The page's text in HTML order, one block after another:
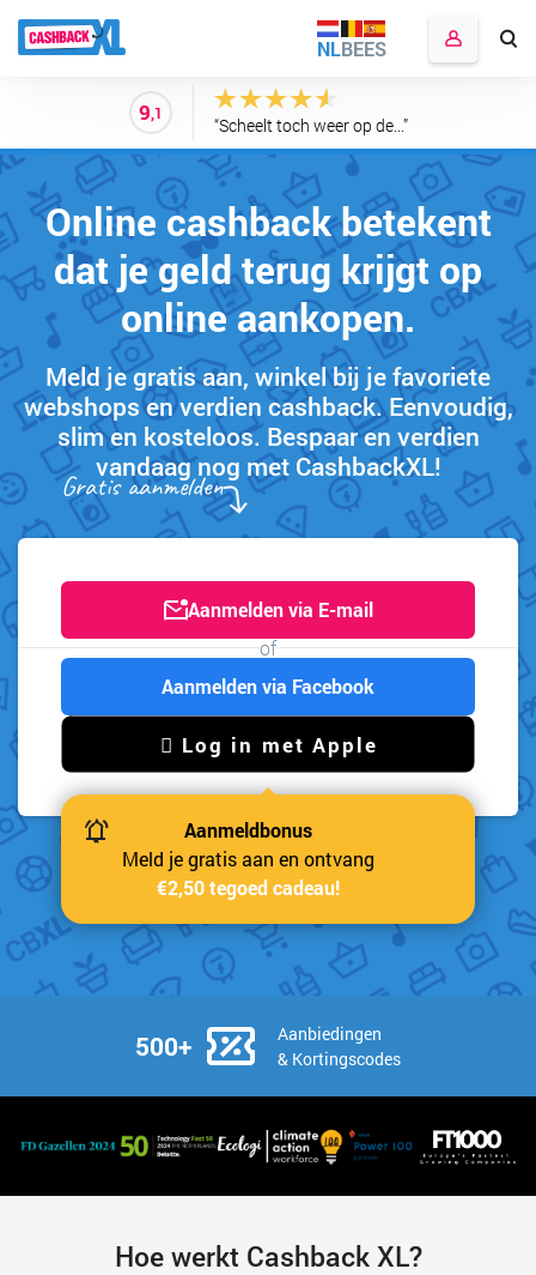
NLBEES
9 ,1
“Scheelt toch weer op de...”
Online cashback betekent
dat je geld terug krijgt op
online aankopen.
Meld je gratis aan, winkel bij je favoriete
webshops en verdien cashback. Eenvoudig,
slim en kosteloos. Bespaar en verdien
vandaag nog met CashbackXL!
Gratis aanmelden
Aanmelden via E-mail
of
Aanmelden via Facebook
 Log in met Apple
Aanmeldbonus
Meld je gratis aan en ontvang
€2,50 tegoed cadeau!
500+
Aanbiedingen
& Kortingscodes
Hoe werkt Cashback XL?